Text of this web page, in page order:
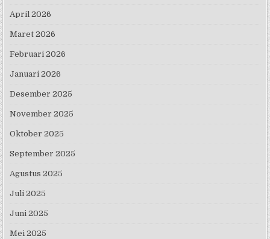
April 2026
Maret 2026
Februari 2026
Januari 2026
Desember 2025
November 2025
Oktober 2025
September 2025
Agustus 2025
Juli 2025
Juni 2025
Mei 2025